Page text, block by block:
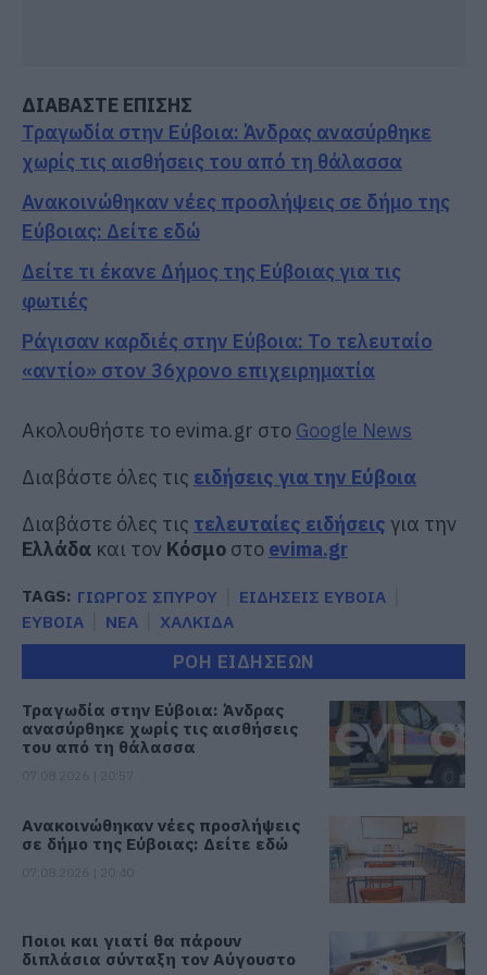
ΔΙΑΒΑΣΤΕ ΕΠΙΣΗΣ
Τραγωδία στην Εύβοια: Άνδρας ανασύρθηκε
χωρίς τις αισθήσεις του από τη θάλασσα
Ανακοινώθηκαν νέες προσλήψεις σε δήμο της
Εύβοιας: Δείτε εδώ
Δείτε τι έκανε Δήμος της Εύβοιας για τις
φωτιές
Ράγισαν καρδιές στην Εύβοια: Το τελευταίο
«αντίο» στον 36χρονο επιχειρηματία
Ακολουθήστε το evima.gr στο Google News
Διαβάστε όλες τις ειδήσεις για την Εύβοια
Διαβάστε όλες τις τελευταίες ειδήσεις για την
Ελλάδα και τον Κόσμο στο evima.gr
TAGS: ΓΙΩΡΓΟΣ ΣΠΥΡΟΥ
ΕΙΔΗΣΕΙΣ ΕΥΒΟΙΑ
ΕΥΒΟΙΑ
ΝΕΑ ΧΑΛΚΙΔΑ
ΡΟΗ ΕΙΔΗΣΕΩΝ
Τραγωδία στην Εύβοια: Άνδρας
ανασύρθηκε χωρίς τις αισθήσεις
του από τη θάλασσα
Ανακοινώθηκαν νέες προσλήψεις
σε δήμο της Εύβοιας: Δείτε εδώ
Ποιοι και γιατί θα πάρουν
διπλάσια σύνταξη τον Αύγουστο